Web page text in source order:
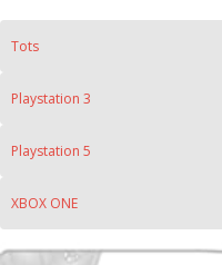
Tots
Playstation 3
Playstation 5
XBOX ONE